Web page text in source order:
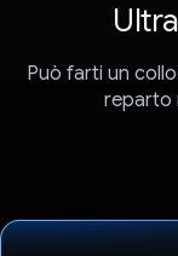
Può farti un
reparto